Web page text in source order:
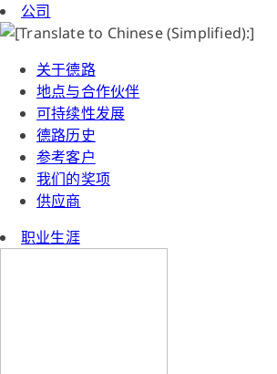
公司
关于德路
地点与合作伙伴
可持续性发展
德路历史
参考客户
我们的奖项
供应商
职业生涯